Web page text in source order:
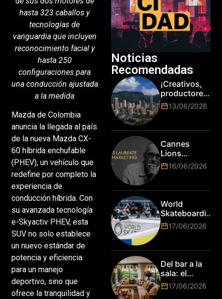
hasta 323 caballos y
tecnologías de
vanguardia que incluyen
reconocimiento facial y
hasta 250
configuraciones para
una conducción ajustada
a la medida
Mazda de Colombia
anuncia la llegada al país
de la nueva Mazda CX-
60 híbrida enchufable
(PHEV), un vehículo que
redefine por completo la
experiencia de
conducción híbrida. Con
su avanzada tecnología
e-Skyactiv PHEV, esta
SUV no solo establece
un nuevo estándar de
potencia y eficiencia
para un manejo
deportivo, sino que
ofrece la tranquilidad y
Noticias
Recomendadas
¡Creativos,
productores
y cracks de
la tecnología
es hora de
subir de
nivel! Las
marcas más
top del
13/06/2026
Cannes
Lions
anuncia a
Jim Stengel
primer Lions
Laureate for
Marketing
16/06/2026
World
Skateboarding
Tour:
¡Resultados
Mundo de
Park de Roma
2026!
17/06/2026
Del bar a la
sala: el
Mundial
2026 vuelve
17/06/2026